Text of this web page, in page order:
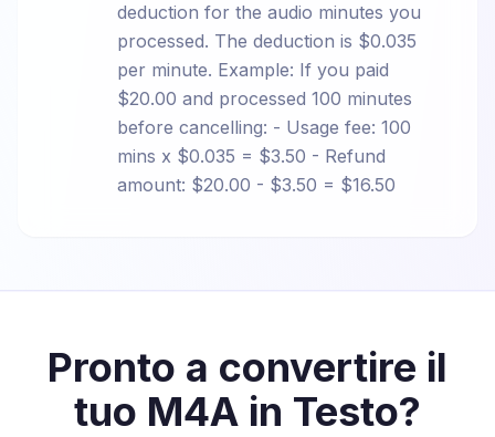
deduction for the audio minutes you
processed. The deduction is $0.035
per minute. Example: If you paid
$20.00 and processed 100 minutes
before cancelling: - Usage fee: 100
mins x $0.035 = $3.50 - Refund
amount: $20.00 - $3.50 = $16.50
Pronto a convertire il
tuo M4A in Testo?